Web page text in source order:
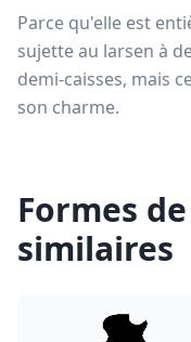
Parce qu'elle est
sujette au larsen à
demi-caisses, mais
son charme.
Formes
similaires